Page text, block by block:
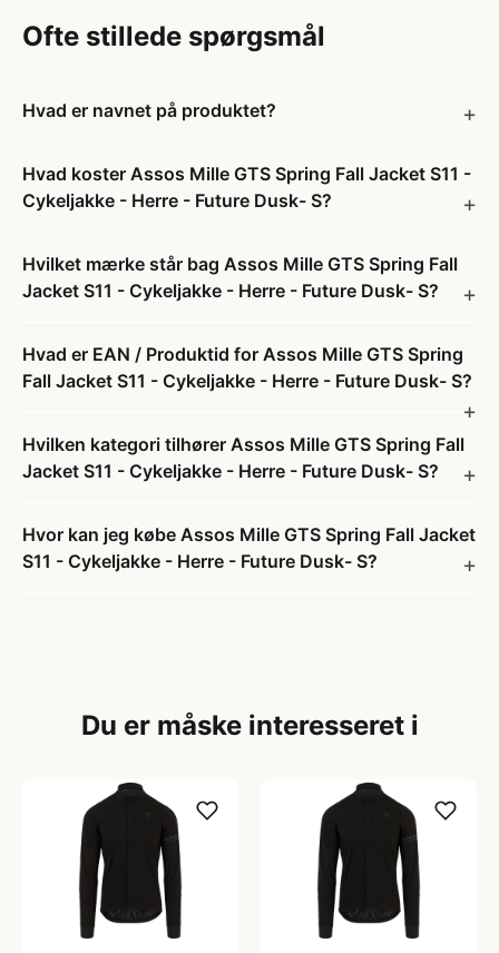
Ofte stillede spørgsmål
Hvad er navnet på produktet?
Hvad koster Assos Mille GTS Spring Fall Jacket S11 -
Cykeljakke - Herre - Future Dusk- S?
Hvilket mærke står bag Assos Mille GTS Spring Fall
Jacket S11 - Cykeljakke - Herre - Future Dusk- S?
Hvad er EAN / Produktid for Assos Mille GTS Spring
Fall Jacket S11 - Cykeljakke - Herre - Future Dusk- S?
Hvilken kategori tilhører Assos Mille GTS Spring Fall
Jacket S11 - Cykeljakke - Herre - Future Dusk- S?
Hvor kan jeg købe Assos Mille GTS Spring Fall Jacket
S11 - Cykeljakke - Herre - Future Dusk- S?
Du er måske interesseret i